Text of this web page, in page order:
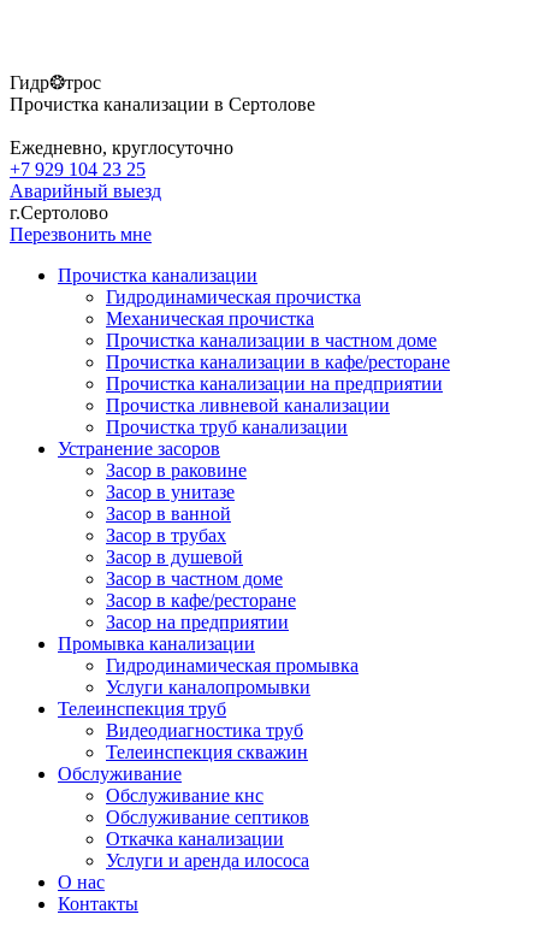
Гидр❂трос
Прочистка канализации в Сертолове
Ежедневно, круглосуточно
+7 929 104 23 25
Аварийный выезд
г.Сертолово
Перезвонить мне
Прочистка канализации
Гидродинамическая прочистка
Механическая прочистка
Прочистка канализации в частном доме
Прочистка канализации в кафе/ресторане
Прочистка канализации на предприятии
Прочистка ливневой канализации
Прочистка труб канализации
Устранение засоров
Засор в раковине
Засор в унитазе
Засор в ванной
Засор в трубах
Засор в душевой
Засор в частном доме
Засор в кафе/ресторане
Засор на предприятии
Промывка канализации
Гидродинамическая промывка
Услуги каналопромывки
Телеинспекция труб
Видеодиагностика труб
Телеинспекция скважин
Обслуживание
Обслуживание кнс
Обслуживание септиков
Откачка канализации
Услуги и аренда илососа
О нас
Контакты